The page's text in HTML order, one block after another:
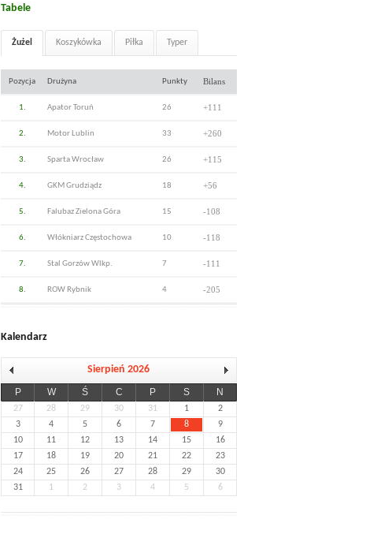
Tabele
Żużel Koszykówka Piłka Typer
Pozycja Drużyna Punkty Bilans
1. Apator Toruń 26 +111
2. Motor Lublin 33 +260
3. Sparta Wrocław 26 +115
4. GKM Grudziądz 18 +56
5. Falubaz Zielona Góra 15 -108
6. Włókniarz Częstochowa 10 -118
7. Stal Gorzów Wlkp. 7 -111
8. ROW Rybnik 4 -205
Kalendarz
Sierpień 2026
P W Ś C P S N
27 28 29 30 31 1
2
3
4 5 6 7 8
9
10
11 12 13 14 15
16
17
18 19 20 21 22
23
24
25 26 27 28 29
30
31
1 2 3 4 5 6